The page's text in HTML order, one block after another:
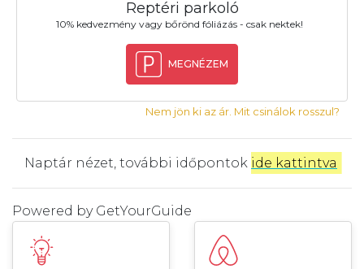
Reptéri parkoló
10% kedvezmény vagy bőrönd fóliázás - csak nektek!
MEGNÉZEM
Nem jön ki az ár. Mit csinálok rosszul?
Naptár nézet, további időpontok ide kattintva
Powered by GetYourGuide